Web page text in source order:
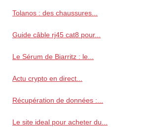
Tolanos : des chaussures...
Guide câble rj45 cat8 pour...
Le Sérum de Biarritz : le...
Actu crypto en direct...
Récupération de données :...
Le site ideal pour acheter du...